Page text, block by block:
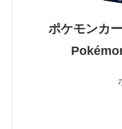
ポケモンカ